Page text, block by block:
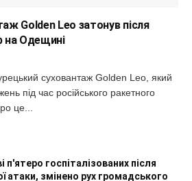
Golden Leo затонув після
на Одещині
суховантаж Golden Leo, який
під час російського ракетного
це...
п'ятеро госпіталізованих після
атаки, змінено рух громадського